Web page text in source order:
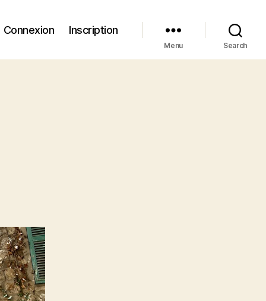
Connexion Inscription
Menu Search